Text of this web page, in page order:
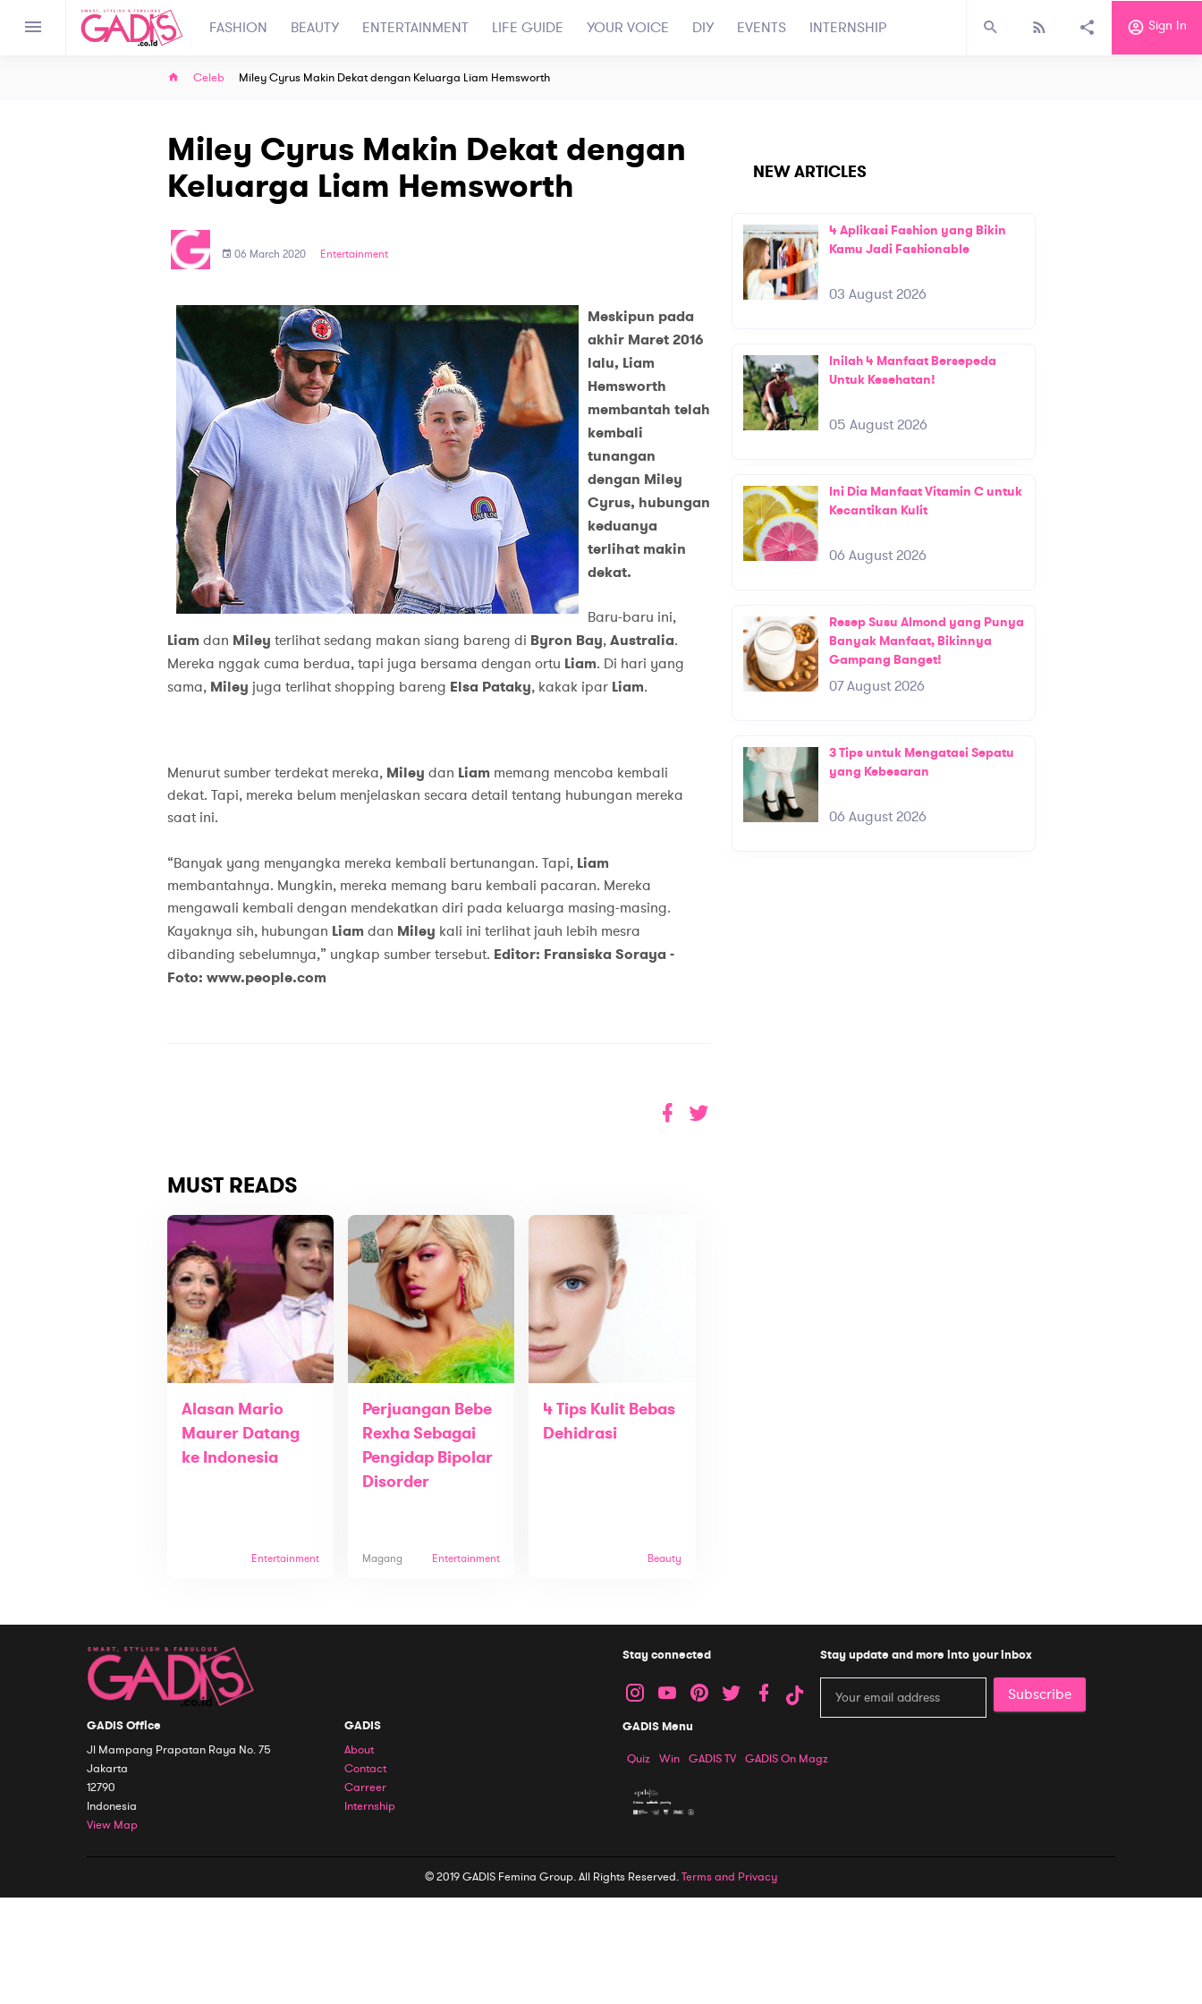
FASHION BEAUTY ENTERTAINMENT LIFE GUIDE YOUR VOICE DIY EVENTS INTERNSHIP Sign In
Celeb Miley Cyrus Makin Dekat dengan Keluarga Liam Hemsworth
Miley Cyrus Makin Dekat dengan
Keluarga Liam Hemsworth
06 March 2020 Entertainment
Meskipun pada
akhir Maret 2016
lalu, Liam
Hemsworth
membantah telah
kembali
tunangan
dengan Miley
Cyrus, hubungan
keduanya
terlihat makin
dekat.
Baru-baru ini,
Liam dan Miley terlihat sedang makan siang bareng di Byron Bay,Australia.
Mereka nggak cuma berdua, tapi juga bersama dengan ortu Liam. Di hari yang
sama, Miley juga terlihat shopping bareng Elsa Pataky, kakak ipar Liam.
Menurut sumber terdekat mereka, Miley dan Liam memang mencoba kembali
dekat. Tapi, mereka belum menjelaskan secara detail tentang hubungan mereka
saat ini.
“Banyak yang menyangka mereka kembali bertunangan. Tapi, Liam
membantahnya. Mungkin, mereka memang baru kembali pacaran. Mereka
mengawali kembali dengan mendekatkan diri pada keluarga masing-masing.
Kayaknya sih, hubungan Liam dan Miley kali ini terlihat jauh lebih mesra
dibanding sebelumnya,” ungkap sumber tersebut. Editor: Fransiska Soraya -
Foto: www.people.com
MUST READS
Alasan Mario
Maurer Datang
ke Indonesia
Entertainment
Perjuangan Bebe
Rexha Sebagai
Pengidap Bipolar
Disorder
Magang Entertainment
4 Tips Kulit Bebas
Dehidrasi
Beauty
NEW ARTICLES
4 Aplikasi Fashion yang Bikin
Kamu Jadi Fashionable
03 August 2026
Inilah 4 Manfaat Bersepeda
Untuk Kesehatan!
05 August 2026
Ini Dia Manfaat Vitamin C untuk
Kecantikan Kulit
06 August 2026
Resep Susu Almond yang Punya
Banyak Manfaat, Bikinnya
Gampang Banget!
07 August 2026
3 Tips untuk Mengatasi Sepatu
yang Kebesaran
06 August 2026
GADIS Office
Jl Mampang Prapatan Raya No. 75
Jakarta
12790
Indonesia
View Map
GADIS
About
Contact
Carreer
Internship
Stay connected Stay update and more into your inbox
Subscribe
GADIS Menu
Quiz Win GADIS TV GADIS On Magz
© 2019 GADIS Femina Group. All Rights Reserved.Terms and Privacy